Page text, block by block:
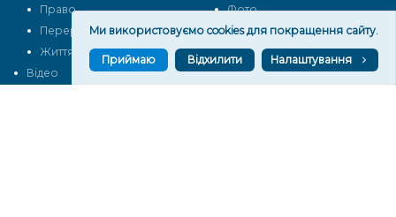
Право
Фото
Перерва на каву
Промо
Життя
Блоги
Відео
Архів
Ми використовуємо cookies для покращення сайту.
Приймаю Відхилити Налаштування